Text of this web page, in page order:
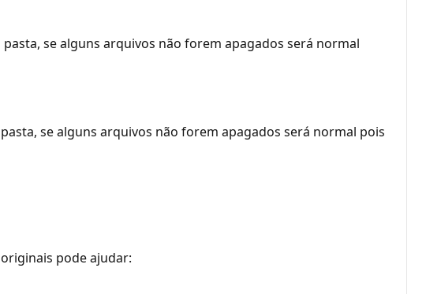
se alguns arquivos não forem apagados será normal
se alguns arquivos não forem apagados será normal pois
pode ajudar: